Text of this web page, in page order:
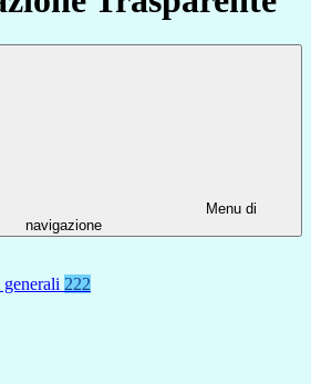
Menu di
navigazione
222